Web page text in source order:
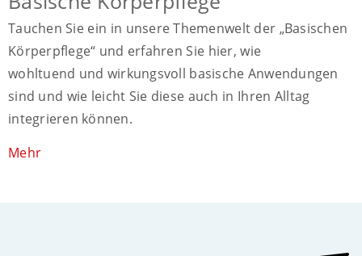
Tauchen Sie ein in unsere Themenwelt der „Basischen
Körperpflege“ und erfahren Sie hier, wie
wohltuend und wirkungsvoll basische Anwendungen
sind und wie leicht Sie diese auch in Ihren Alltag
integrieren können.
Mehr